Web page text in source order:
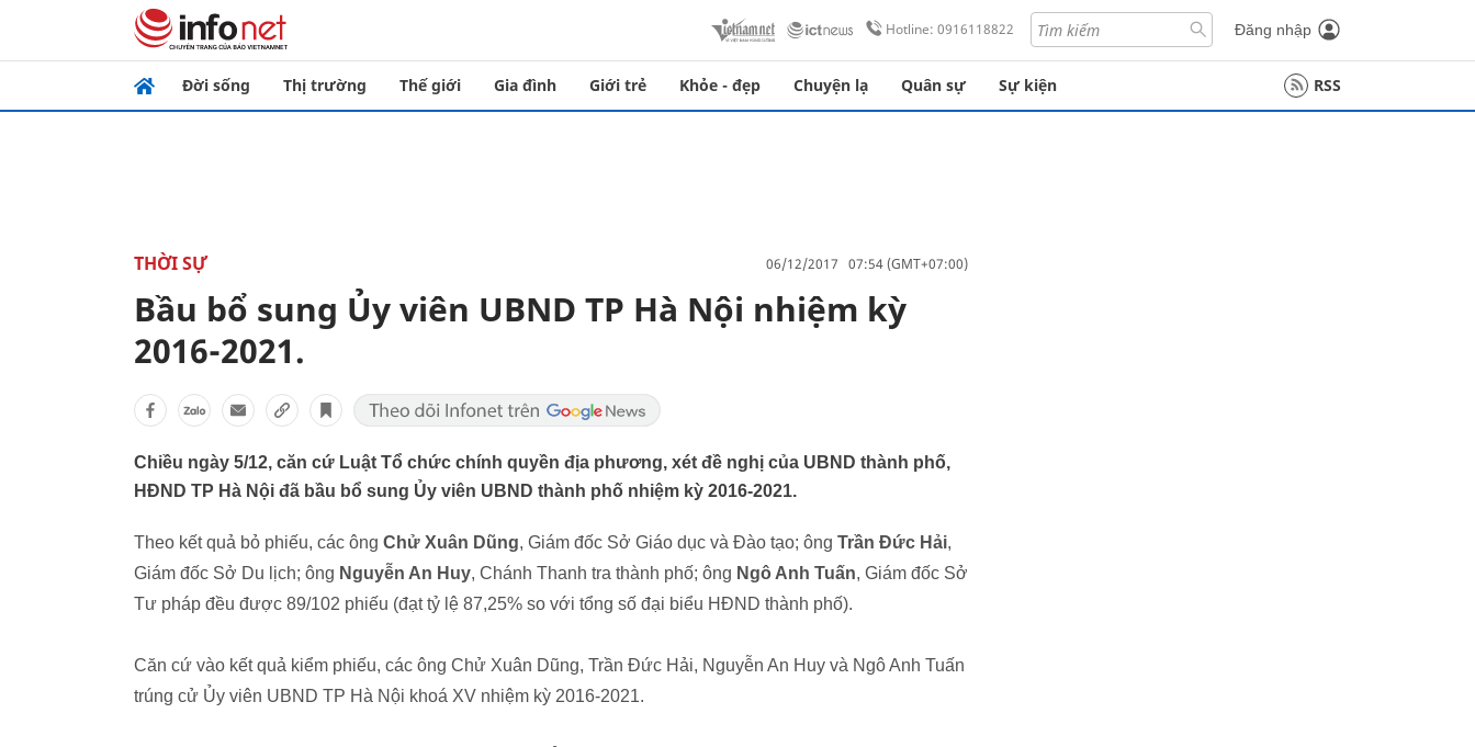
Hotline: 0916118822 Đăng nhập
Đời sống Thị trường Thế giới Gia đình Giới trẻ Khỏe - đẹp Chuyện lạ Quân sự Sự kiện RSS
THỜI SỰ 06/12/2017 07:54 (GMT+07:00)
Bầu bổ sung Ủy viên UBND TP Hà Nội nhiệm kỳ
2016-2021.
Chiều ngày 5/12, căn cứ Luật Tổ chức chính quyền địa phương, xét đề nghị của UBND thành phố,
HĐND TP Hà Nội đã bầu bổ sung Ủy viên UBND thành phố nhiệm kỳ 2016-2021.
Theo kết quả bỏ phiếu, các ông Chử Xuân Dũng, Giám đốc Sở Giáo dục và Đào tạo; ông Trần Đức Hải,
Giám đốc Sở Du lịch; ông Nguyễn An Huy, Chánh Thanh tra thành phố; ông Ngô Anh Tuấn, Giám đốc Sở
Tư pháp đều được 89/102 phiếu (đạt tỷ lệ 87,25% so với tổng số đại biểu HĐND thành phố).
Căn cứ vào kết quả kiểm phiếu, các ông Chử Xuân Dũng, Trần Đức Hải, Nguyễn An Huy và Ngô Anh Tuấn
trúng cử Ủy viên UBND TP Hà Nội khoá XV nhiệm kỳ 2016-2021.